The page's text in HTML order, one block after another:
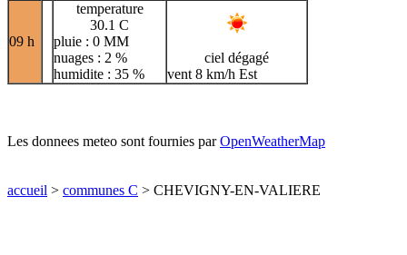
09 h
temperature
30.1 C
pluie : 0 MM
nuages : 2 %
humidite : 35 %
ciel dégagé
vent 8 km/h Est
Les donnees meteo sont fournies parOpenWeatherMap
accueil > communes C > CHEVIGNY-EN-VALIERE